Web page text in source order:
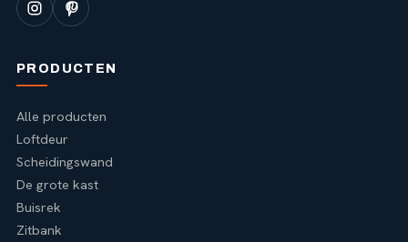
PRODUCTEN
Alle producten
Loftdeur
Scheidingswand
De grote kast
Buisrek
Zitbank